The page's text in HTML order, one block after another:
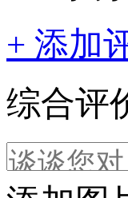
+ 添加
综合评